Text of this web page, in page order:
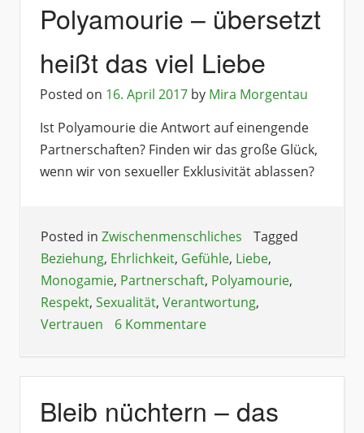
Polyamourie – übersetzt
heißt das viel Liebe
Posted on 16. April 2017 by Mira Morgentau
Ist Polyamourie die Antwort auf einengende
Partnerschaften? Finden wir das große Glück,
wenn wir von sexueller Exklusivität ablassen?
Posted in Zwischenmenschliches
Tagged
Beziehung, Ehrlichkeit, Gefühle, Liebe,
Monogamie, Partnerschaft, Polyamourie,
Respekt, Sexualität, Verantwortung,
Vertrauen
6 Kommentare
Bleib nüchtern – das